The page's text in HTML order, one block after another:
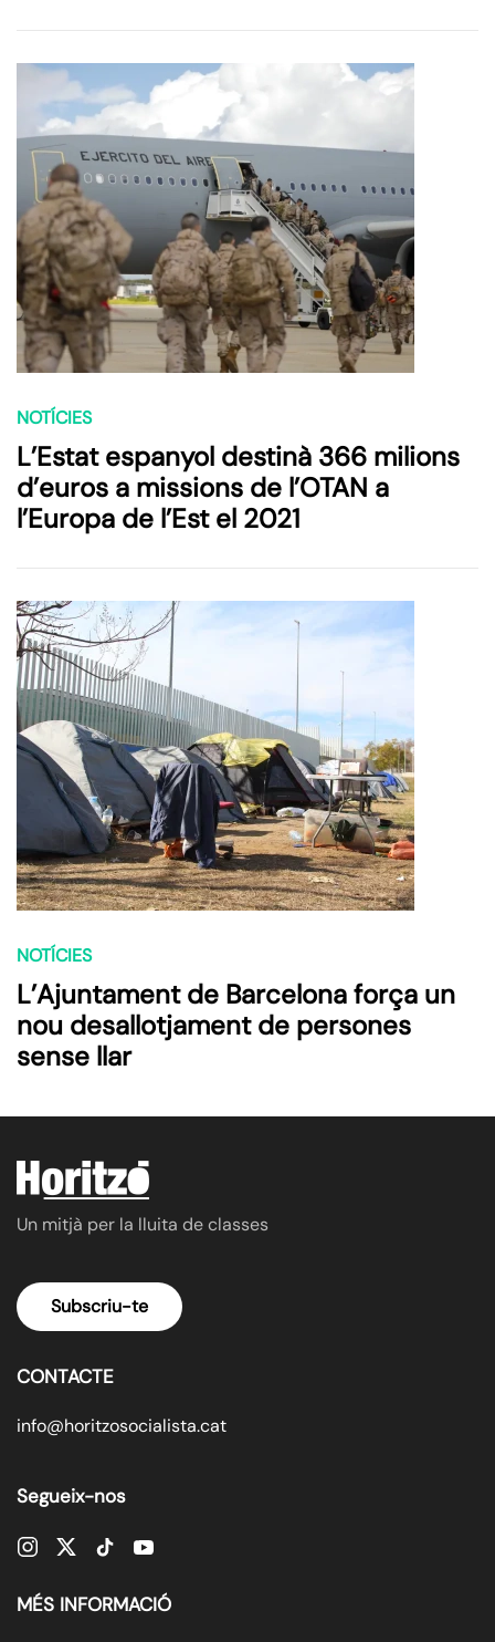
NOTÍCIES
L’Estat espanyol destinà 366 milions
d’euros a missions de l’OTAN a
l’Europa de l’Est el 2021
NOTÍCIES
L’Ajuntament de Barcelona força un
nou desallotjament de persones
sense llar
Un mitjà per la lluita de classes
Subscriu-te
CONTACTE
info@horitzosocialista.cat
Segueix-nos
MÉS INFORMACIÓ